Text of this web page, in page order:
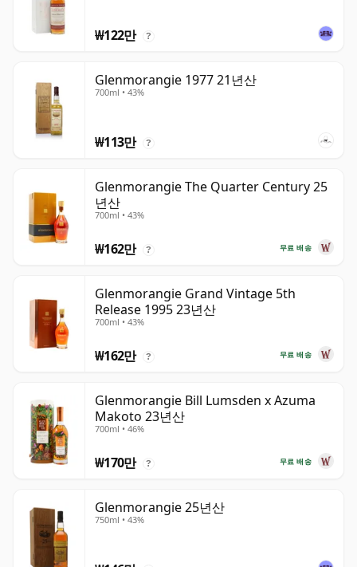
₩122만 ?
Glenmorangie 1977 21년산
700ml • 43%
₩113만 ?
Glenmorangie The Quarter Century 25
년산
700ml • 43%
무료 배송
₩162만 ?
Glenmorangie Grand Vintage 5th
Release 1995 23년산
700ml • 43%
무료 배송
₩162만 ?
Glenmorangie Bill Lumsden x Azuma
Makoto 23년산
700ml • 46%
무료 배송
₩170만 ?
Glenmorangie 25년산
750ml • 43%